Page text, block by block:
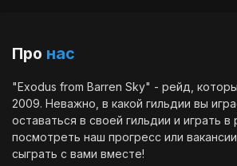
Про нас
"Exodus from Barren Sky" - рейд,
2009. Неважно, в какой гильдии вы
оставаться в своей гильдии и играть
посмотреть наш прогресс или вакансии
сыграть с вами вместе!